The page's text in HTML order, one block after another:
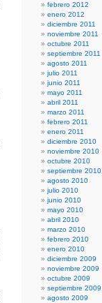
febrero 2012
enero 2012
diciembre 2011
noviembre 2011
octubre 2011
septiembre 2011
agosto 2011
julio 2011
junio 2011
mayo 2011
abril 2011
marzo 2011
febrero 2011
enero 2011
diciembre 2010
noviembre 2010
octubre 2010
septiembre 2010
agosto 2010
julio 2010
junio 2010
mayo 2010
abril 2010
marzo 2010
febrero 2010
enero 2010
diciembre 2009
noviembre 2009
octubre 2009
septiembre 2009
agosto 2009